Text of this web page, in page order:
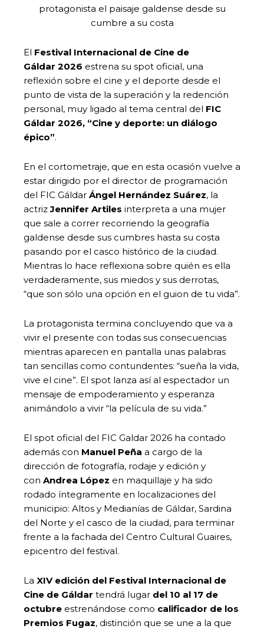
protagonista el paisaje galdense desde su
cumbre a su costa
El Festival Internacional de Cine de
Gáldar 2026 estrena su spot oficial, una
reflexión sobre el cine y el deporte desde el
punto de vista de la superación y la redención
personal, muy ligado al tema central del FIC
Gáldar 2026, “Cine y deporte: un diálogo
épico”.
En el cortometraje, que en esta ocasión vuelve a
estar dirigido por el director de programación
del FIC Gáldar Ángel Hernández Suárez, la
actrizJennifer Artiles interpreta a una mujer
que sale a correr recorriendo la geografía
galdense desde sus cumbres hasta su costa
pasando por el casco histórico de la ciudad.
Mientras lo hace reflexiona sobre quién es ella
verdaderamente, sus miedos y sus derrotas,
“que son sólo una opción en el guion de tu vida”.
La protagonista termina concluyendo que va a
vivir el presente con todas sus consecuencias
mientras aparecen en pantalla unas palabras
tan sencillas como contundentes: “sueña la vida,
vive el cine”. El spot lanza así al espectador un
mensaje de empoderamiento y esperanza
animándolo a vivir “la película de su vida.”
El spot oficial del FIC Galdar 2026 ha contado
además con Manuel Peña a cargo de la
dirección de fotografía, rodaje y edición y
con Andrea López en maquillaje y ha sido
rodado íntegramente en localizaciones del
municipio: Altos y Medianías de Gáldar, Sardina
del Norte y el casco de la ciudad, para terminar
frente a la fachada del Centro Cultural Guaires,
epicentro del festival.
La XIV edición del Festival Internacional de
Cine de Gáldar tendrá lugar del 10 al 17 de
octubre estrenándose como calificador de los
Premios Fugaz, distinción que se une a la que